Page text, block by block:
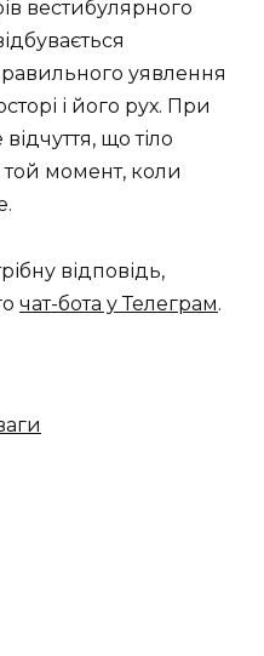
вестибулярного
уявлення
і його рух. При
що тіло
той момент, коли
відповідь,
чат-бота у Телеграм.